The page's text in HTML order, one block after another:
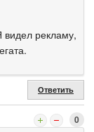
рекламу,
Ответить
0